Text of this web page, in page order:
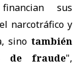
sus
narcotráfico y
sino también
de fraude",